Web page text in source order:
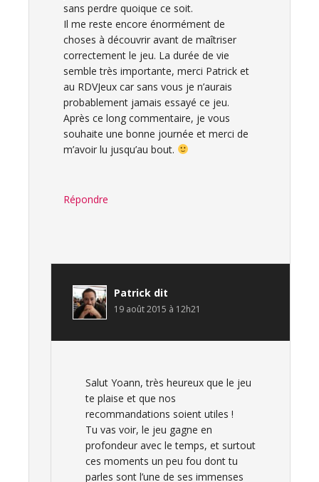
sans perdre quoique ce soit.
Il me reste encore énormément de
choses à découvrir avant de maîtriser
correctement le jeu. La durée de vie
semble très importante, merci Patrick et
au RDVJeux car sans vous je n’aurais
probablement jamais essayé ce jeu.
Après ce long commentaire, je vous
souhaite une bonne journée et merci de
m’avoir lu jusqu’au bout.
Répondre
Patrick dit
19 août 2015 à 12h21
Salut Yoann, très heureux que le jeu
te plaise et que nos
recommandations soient utiles !
Tu vas voir, le jeu gagne en
profondeur avec le temps, et surtout
ces moments un peu fou dont tu
parles sont l’une de ses immenses